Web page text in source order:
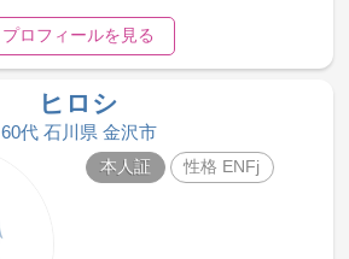
プロフィールを見る
ヒロシ
60代 石川県 金沢市
本人証 性格 ENFj